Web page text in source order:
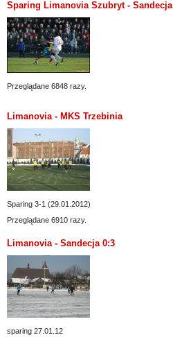
Sparing Limanovia Szubryt - Sandecja
Przeglądane 6848 razy.
Limanovia - MKS Trzebinia
Sparing 3-1 (29.01.2012)
Przeglądane 6910 razy.
Limanovia - Sandecja 0:3
sparing 27.01.12